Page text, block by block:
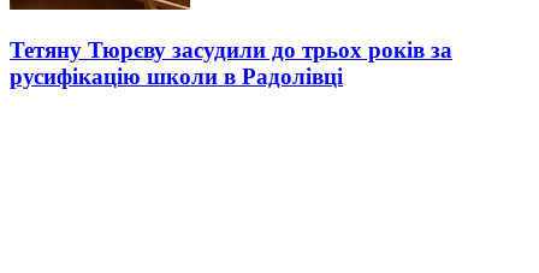
Тетяну Тюрєву засудили до трьох років за
русифікацію школи в Радолівці